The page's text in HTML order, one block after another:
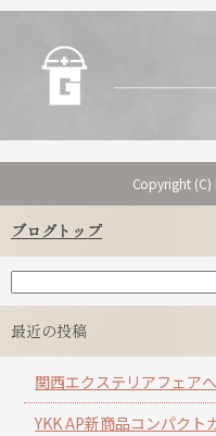
Copyright (C)
ブログトップ
最近の投稿
関西エクステリアフェア
YKK AP新商品コンパクト